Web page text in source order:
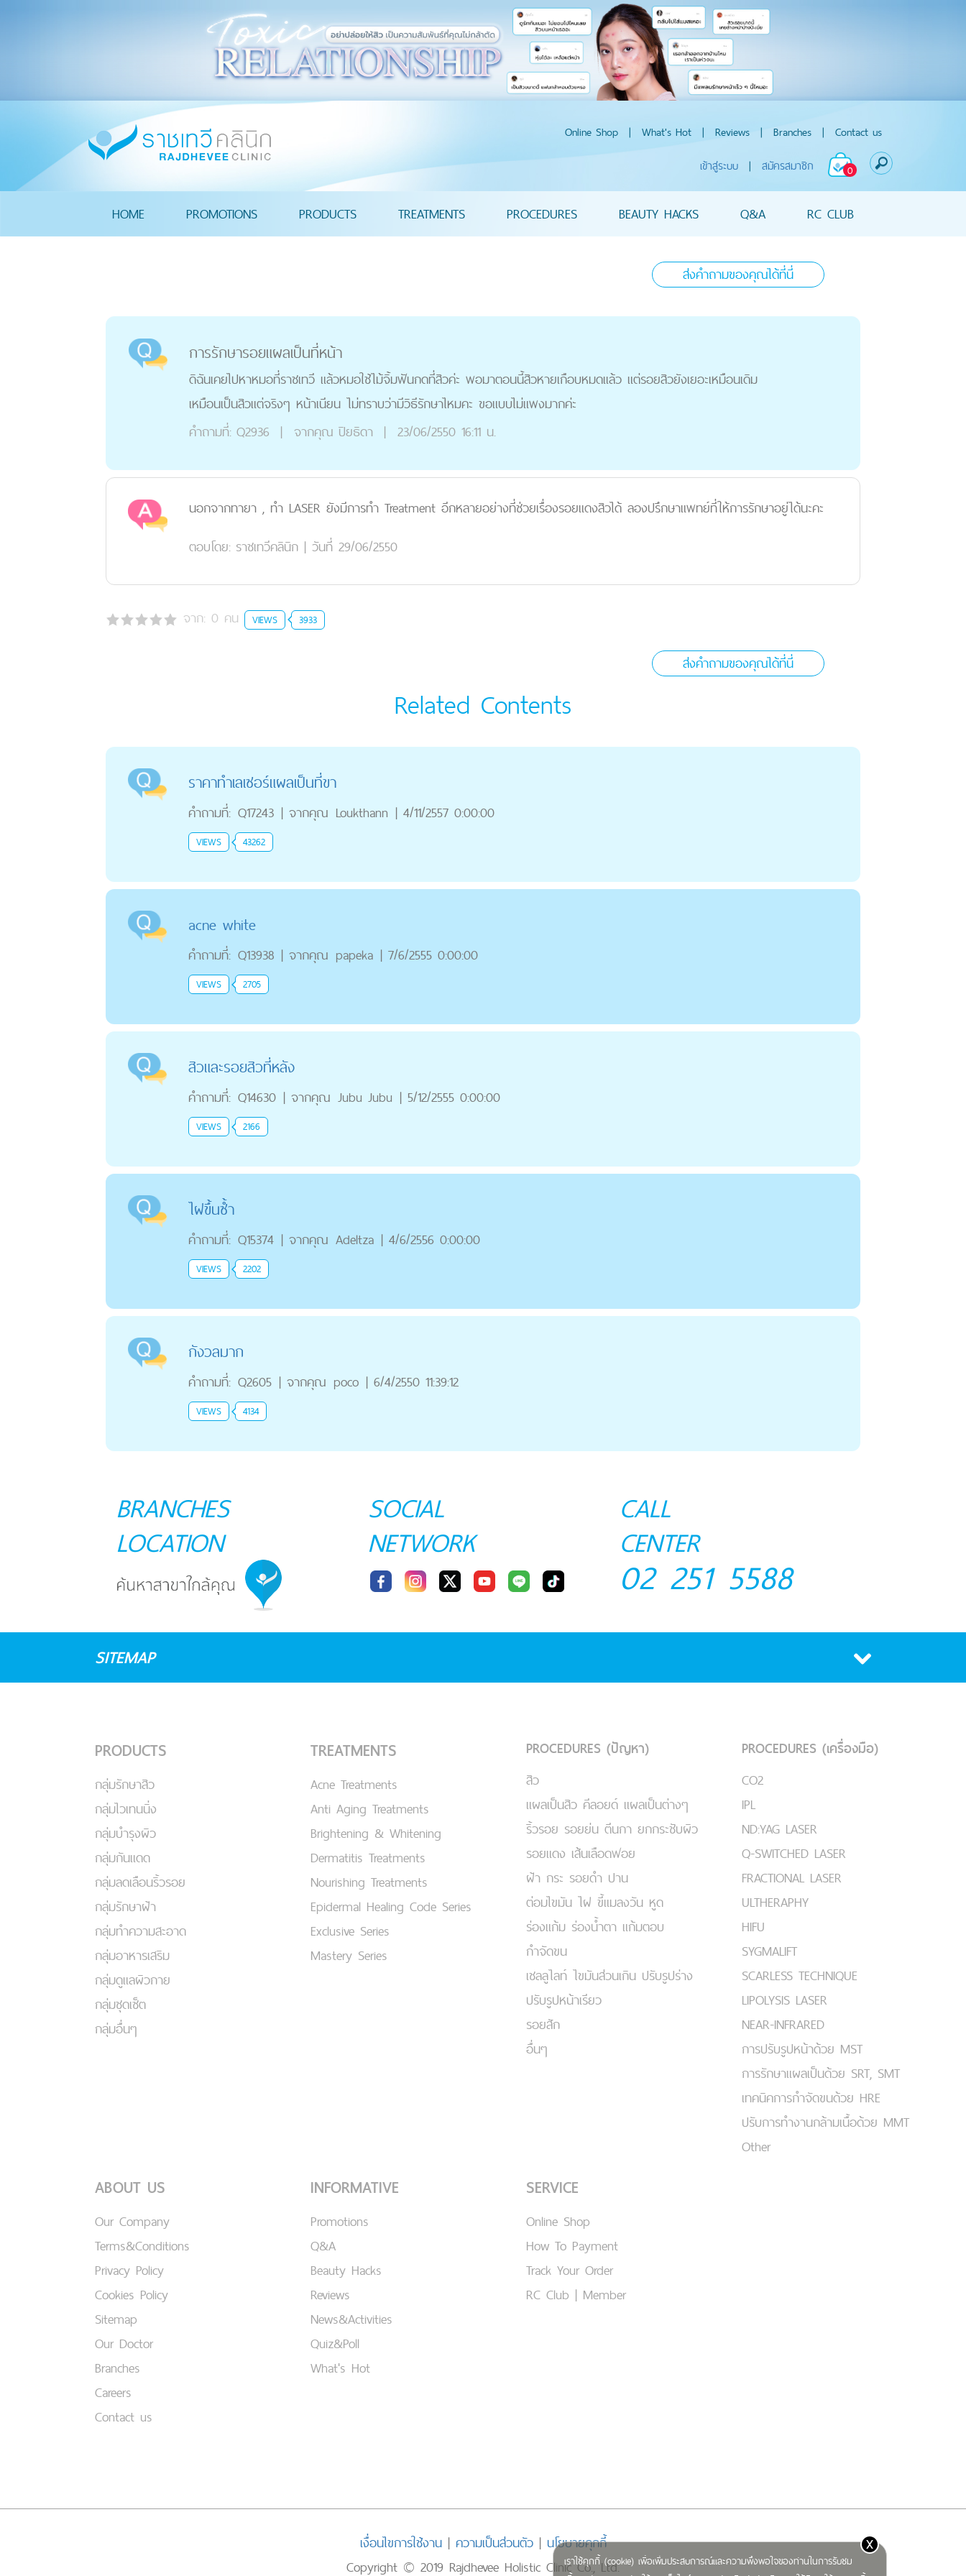
Online Shop | What's Hot | Reviews | Branches | Contact us
0
เข้าสู่ระบบ | สมัครสมาชิก
HOME PROMOTIONS PRODUCTS TREATMENTS PROCEDURES BEAUTY HACKS Q&A RC CLUB
ส่งคำถามของคุณได้ที่นี่
การรักษารอยแผลเป็นที่หน้า
ดิฉันเคยไปหาหมอที่ราชเทวี แล้วหมอใช้ไม้จิ้มฟันกดที่สิวค่ะ พอมาตอนนี้สิวหายเกือบหมดเเล้ว แต่รอยสิวยังเยอะเหมือนเดิม
เหมือนเป็นสิวแต่จริงๆ หน้าเนียน ไม่ทราบว่ามีวิธีรักษาไหมคะ ขอแบบไม่แพงมากค่ะ
คำถามที่: Q2936 | จากคุณ ปิยธิดา | 23/06/2550 16:11 น.
นอกจากทายา , ทำ LASER ยังมีการทำ Treatment อีกหลายอย่างที่ช่วยเรื่องรอยแดงสิวได้ ลองปรึกษาแพทย์ที่ให้การรักษาอยู่ได้นะคะ
ตอบโดย: ราชเทวีคลินิก | วันที่ 29/06/2550
จาก: 0 คน VIEWS 3933
ส่งคำถามของคุณได้ที่นี่
Related Contents
ราคาทำเลเซอร์แผลเป็นที่ขา
คำถามที่: Q17243 | จากคุณ Loukthann | 4/11/2557 0:00:00
VIEWS 43262
acne white
คำถามที่: Q13938 | จากคุณ papeka | 7/6/2555 0:00:00
VIEWS 2705
สิวและรอยสิวที่หลัง
คำถามที่: Q14630 | จากคุณ Jubu Jubu | 5/12/2555 0:00:00
VIEWS 2166
ไฝขึ้นซ้ำ
คำถามที่: Q15374 | จากคุณ Adeltza | 4/6/2556 0:00:00
VIEWS 2202
กังวลมาก
คำถามที่: Q2605 | จากคุณ poco | 6/4/2550 11:39:12
VIEWS 4134
เราใช้คุกกี้ (cookie) เพื่อเพิ่มประสบการณ์และความพึงพอใจของท่านในการรับชม
x
BRANCHES
LOCATION
SOCIAL
NETWORK
CALL
CENTER
02 251 5588
SITEMAP
PRODUCTS
กลุ่มรักษาสิว
กลุ่มไวเทนนิ่ง
กลุ่มบำรุงผิว
กลุ่มกันแดด
กลุ่มลดเลือนริ้วรอย
กลุ่มรักษาฝ้า
กลุ่มทำความสะอาด
กลุ่มอาหารเสริม
กลุ่มดูแลผิวกาย
กลุ่มชุดเซ็ต
กลุ่มอื่นๆ
TREATMENTS
Acne Treatments
Anti Aging Treatments
Brightening & Whitening
Dermatitis Treatments
Nourishing Treatments
Epidermal Healing Code Series
Exclusive Series
Mastery Series
PROCEDURES (ปัญหา)
สิว
แผลเป็นสิว คีลอยด์ แผลเป็นต่างๆ
ริ้วรอย รอยย่น ตีนกา ยกกระชับผิว
รอยแดง เส้นเลือดฟอย
ฝ้า กระ รอยดำ ปาน
ต่อมไขมัน ไฝ ขี้แมลงวัน หูด
ร่องแก้ม ร่องน้ำตา แก้มตอบ
กำจัดขน
เชลลูไลท์ ไขมันส่วนเกิน ปรับรูปร่าง
ปรับรูปหน้าเรียว
รอยสัก
อื่นๆ
PROCEDURES (เครื่องมือ)
CO2
IPL
ND:YAG LASER
Q-SWITCHED LASER
FRACTIONAL LASER
ULTHERAPHY
HIFU
SYGMALIFT
SCARLESS TECHNIQUE
LIPOLYSIS LASER
NEAR-INFRARED
การปรับรูปหน้าด้วย MST
การรักษาแผลเป็นด้วย SRT, SMT
เทคนิคการกำจัดขนด้วย HRE
ปรับการทำงานกล้ามเนื้อด้วย MMT
Other
ABOUT US
Our Company
Terms&Conditions
Privacy Policy
Cookies Policy
Sitemap
Our Doctor
Branches
Careers
Contact us
INFORMATIVE
Promotions
Q&A
Beauty Hacks
Reviews
News&Activities
Quiz&Poll
What's Hot
SERVICE
Online Shop
How To Payment
Track Your Order
RC Club | Member
เงื่อนไขการใช้งาน| ความเป็นส่วนตัว| นโยบายคุกกี้
Copyright © 2019 Rajdhevee Holistic Clinic Co., Ltd.